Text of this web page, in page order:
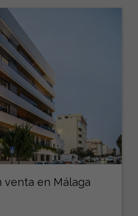
en Málaga